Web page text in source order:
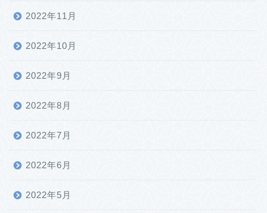
2022年11月
2022年10月
2022年9月
2022年8月
2022年7月
2022年6月
2022年5月